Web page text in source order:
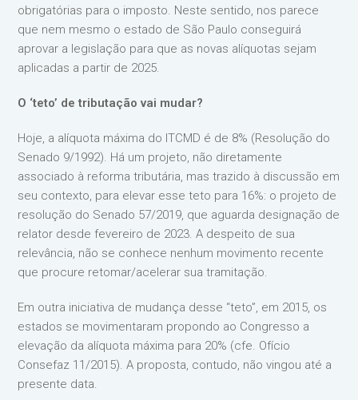
obrigatórias para o imposto. Neste sentido, nos parece
que nem mesmo o estado de São Paulo conseguirá
aprovar a legislação para que as novas alíquotas sejam
aplicadas a partir de 2025.
O ‘teto’ de tributação vai mudar?
Hoje, a alíquota máxima do ITCMD é de 8% (Resolução do
Senado 9/1992). Há um projeto, não diretamente
associado à reforma tributária, mas trazido à discussão em
seu contexto, para elevar esse teto para 16%: o projeto de
resolução do Senado 57/2019, que aguarda designação de
relator desde fevereiro de 2023. A despeito de sua
relevância, não se conhece nenhum movimento recente
que procure retomar/acelerar sua tramitação.
Em outra iniciativa de mudança desse “teto”, em 2015, os
estados se movimentaram propondo ao Congresso a
elevação da alíquota máxima para 20% (cfe. Ofício
Consefaz 11/2015). A proposta, contudo, não vingou até a
presente data.